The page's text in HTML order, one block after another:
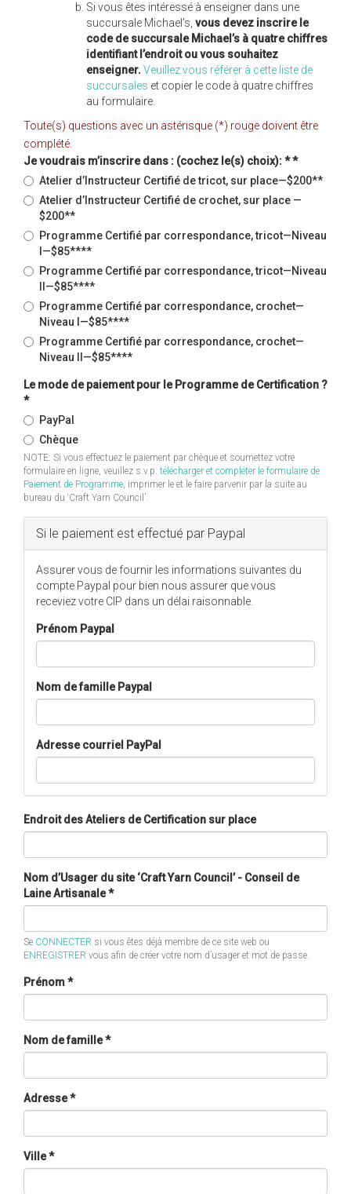
Si vous êtes intéressé à enseigner dans une
succursale Michael’s, vous devez inscrire le
code de succursale Michael’s à quatre chiffres
identifiant l’endroit ou vous souhaitez
enseigner. Veuillez vous référer à cette liste de
succursales et copier le code à quatre chiffres
au formulaire.
Toute(s) questions avec un astérisque (*) rouge doivent être
complété.
Je voudrais m’inscrire dans : (cochez le(s) choix): **
Atelier d’Instructeur Certifié de tricot, sur place—$200**
Atelier d’Instructeur Certifié de crochet, sur place —
$200**
Programme Certifié par correspondance, tricot—Niveau
I—$85****
Programme Certifié par correspondance, tricot—Niveau
II—$85****
Programme Certifié par correspondance, crochet—
Niveau I—$85****
Programme Certifié par correspondance, crochet—
Niveau II—$85****
Le mode de paiement pour le Programme de Certification ?
*
PayPal
Chèque
NOTE: Si vous effectuez le paiement par chèque et soumettez votre
formulaire en ligne, veuillez s.v.p. télécharger et compléter le formulaire de
Paiement de Programme, imprimer le et le faire parvenir par la suite au
bureau du ‘Craft Yarn Council’.
Hide
Si le paiement est effectué par Paypal
Assurer vous de fournir les informations suivantes du
compte Paypal pour bien nous assurer que vous
receviez votre CIP dans un délai raisonnable.
Prénom Paypal
Nom de famille Paypal
Adresse courriel PayPal
Endroit des Ateliers de Certification sur place
Nom d’Usager du site ‘Craft Yarn Council’ - Conseil de
Laine Artisanale*
Se CONNECTER si vous êtes déjà membre de ce site web ou
ENREGISTRER vous afin de créer votre nom d’usager et mot de passe.
Prénom*
Nom de famille*
Adresse*
Ville*